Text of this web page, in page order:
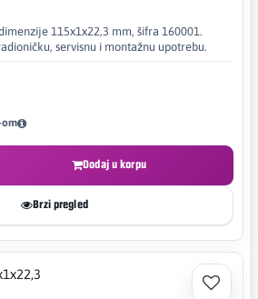
115x1x22,3 mm, šifra 160001.
servisnu i montažnu upotrebu.
om
Dodaj u korpu
Brzi pregled